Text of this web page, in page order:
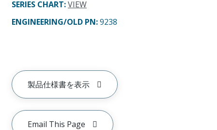
SERIES CHART:VIEW
ENGINEERING/OLD PN:9238
製品仕様書を表示
Email This Page